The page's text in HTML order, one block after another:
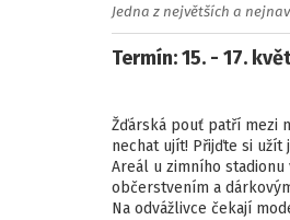
Jedna z největších a
Termín: 15. - 17.
Žďárská pouť patří mezi
nechat ujít! Přijďte si
Areál u zimního stadionu
občerstvením a
Na odvážlivce čekají